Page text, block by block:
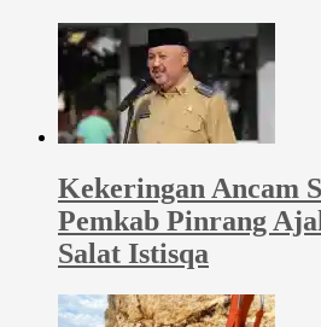
Kekeringan Ancam
Pemkab Pinrang
Salat Istisqa